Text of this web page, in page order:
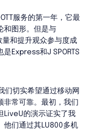
服务的第一年，它最
和图形。但是与
和提升观众参与度成
Express和J SPORTS
们切实希望通过移动网
非常可靠。最初，我们
LiveU的演示证实了我
他们通过其LU800多机